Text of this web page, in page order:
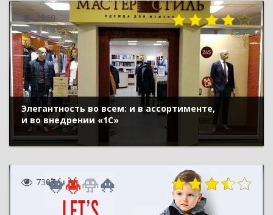
2960
Элегантность во всем: и в ассортименте,
и во внедрении «1С»
7307